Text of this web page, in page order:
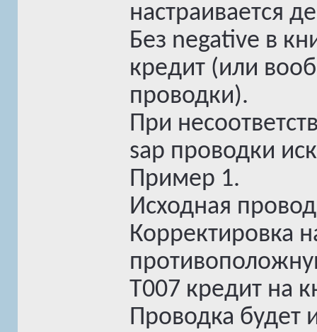
настраивается
Без negative в
кредит (или
проводки).
При
sap проводки
Пример 1.
Исходная
Корректировка
T007 кредит на
Проводка будет